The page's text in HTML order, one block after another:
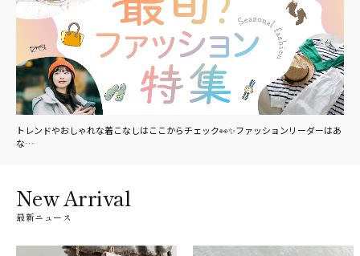
トレンドやおしゃれな着こなしはここからチェック👀✨ファッションリーダーはあ
な…
New Arrival
最新ニュース